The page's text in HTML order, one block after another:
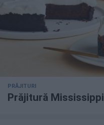
PRĂJITURI
Prăjitură Mississippi